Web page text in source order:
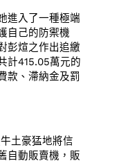
進入了一種極端
自己的防禦機
彭煊之作出追繳
計415.05萬元的
款、滯納金及罰
土豪猛地將信
自動販賣機，販